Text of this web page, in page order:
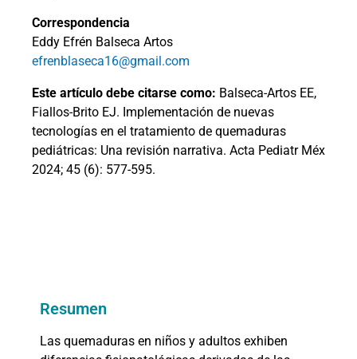
Correspondencia
Eddy Efrén Balseca Artos
efrenblaseca16@gmail.com
Este artículo debe citarse como: Balseca-Artos EE,
Fiallos-Brito EJ. Implementación de nuevas
tecnologías en el tratamiento de quemaduras
pediátricas: Una revisión narrativa. Acta Pediatr Méx
2024; 45 (6): 577-595.
Resumen
Las quemaduras en niños y adultos exhiben